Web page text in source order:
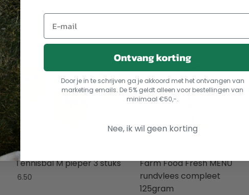
Tennisbal M pieper 3 stuks
6.50
Farm Food Fresh MENU
rundvlees compleet
125gram
Ontvang korting
Door je in te schrijven ga je akkoord met het ontvangen van
marketing emails. De 5% geldt alleen voor bestellingen van
minimaal €50,-.
Nee, ik wil geen korting